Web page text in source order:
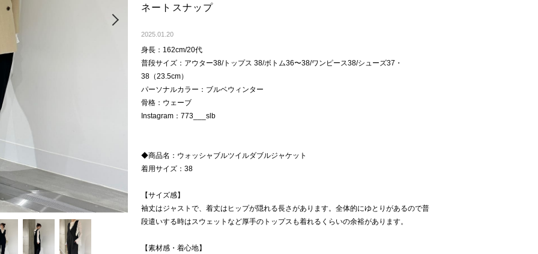
ネートスナップ
2025.01.20
身長：162cm/20代
普段サイズ：アウター38/トップス 38/ボトム36〜38/ワンピース38/シューズ37・
38（23.5cm）
パーソナルカラー：ブルベウィンター
骨格：ウェーブ
Instagram：773___slb
◆商品名：ウォッシャブルツイルダブルジャケット
着用サイズ：38
【サイズ感】
袖丈はジャストで、着丈はヒップが隠れる長さがあります。全体的にゆとりがあるので普
段遣いする時はスウェットなど厚手のトップスも着れるくらいの余裕があります。
【素材感・着心地】